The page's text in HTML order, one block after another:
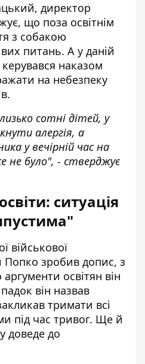
директор
що поза освітнім
з собакою
питань. А у даній
наказом
на небезпеку
сотні дітей, у
алергія, а
у вечірній час на
не було", - стверджує
ситуація
військової
Попко зробив допис, з
освітян він
він назвав
тримати всі
під час тривог. Ще й
доведе до